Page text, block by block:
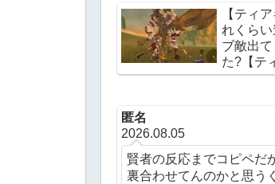
【ティ
れくら
ブ敵出
た?【テ
ングダム
匿名
2026.08.05
賢者の反応までコピペだ
裏合わせてんのかと思う